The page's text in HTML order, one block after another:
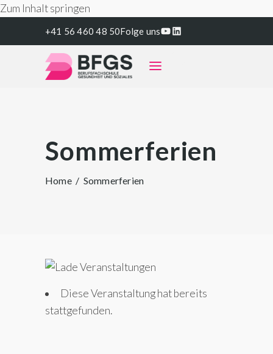
Zum Inhalt springen
+41 56 460 48 50Folge unsYouTube
LinkedIn
Sommerferien
Home/ Sommerferien
Diese Veranstaltung hat bereits
stattgefunden.